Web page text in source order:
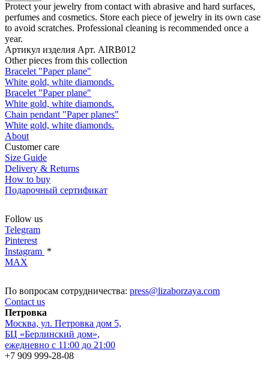
Protect your jewelry from contact with abrasive and hard surfaces,
perfumes and cosmetics. Store each piece of jewelry in its own case
to avoid scratches. Professional cleaning is recommended once a
year.
Артикул изделия Арт. AIRB012
Other pieces from this collection
Bracelet "Paper plane"
White gold, white diamonds.
Bracelet "Paper plane"
White gold, white diamonds.
Chain pendant "Paper planes"
White gold, white diamonds.
About
Customer care
Size Guide
Delivery & Returns
How to buy
Подарочный сертификат
Follow us
Telegram
Pinterest
Instagram *
MAX
По вопросам сотрудничества: press@lizaborzaya.com
Contact us
Петровка
Москва, ул. Петровка дом 5,
БЦ «Берлинский дом»,
ежедневно с 11:00 до 21:00
+7 909 999-28-08